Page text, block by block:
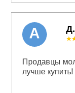
Продавцы
лучше купить!
А